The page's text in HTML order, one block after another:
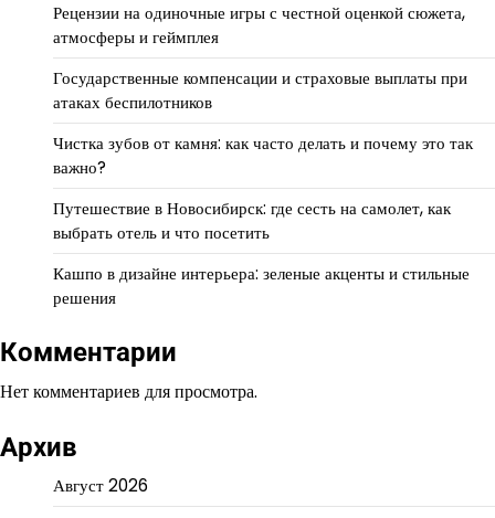
Рецензии на одиночные игры с честной оценкой сюжета,
атмосферы и геймплея
Государственные компенсации и страховые выплаты при
атаках беспилотников
Чистка зубов от камня: как часто делать и почему это так
важно?
Путешествие в Новосибирск: где сесть на самолет, как
выбрать отель и что посетить
Кашпо в дизайне интерьера: зеленые акценты и стильные
решения
Комментарии
Нет комментариев для просмотра.
Архив
Август 2026